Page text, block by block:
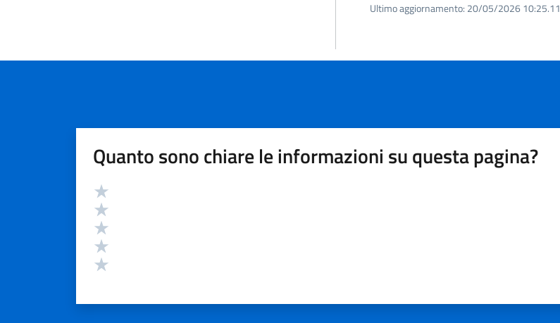
Ultimo aggiornamento: 20/05/2026 10:25.11
Quanto sono chiare le informazioni su questa pagina?
Valutazione